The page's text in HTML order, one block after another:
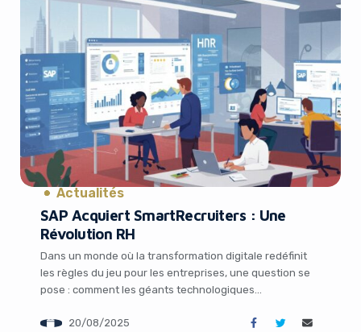
Actualités
SAP Acquiert SmartRecruiters : Une
Révolution RH
Dans un monde où la transformation digitale redéfinit
les règles du jeu pour les entreprises, une question se
pose : comment les géants technologiques
en répondant aux besoins complexes des ressources
20/08/2025